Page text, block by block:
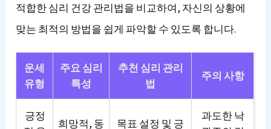
적합한 심리 건강 관리법을 비교하여, 자신의 상황에
맞는 최적의 방법을 쉽게 파악할 수 있도록 합니다.
운세
유형
주요 심리
특성
추천 심리 관리
법
주의 사항
긍정
희망적, 동
목표 설정 및 긍
과도한 낙